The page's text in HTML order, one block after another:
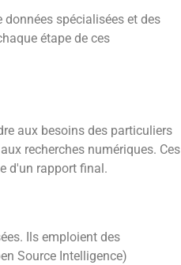
spécialisées et des
étape de ces
aux besoins des particuliers
recherches numériques. Ces
d'un rapport final.
Ils emploient des
Source Intelligence)